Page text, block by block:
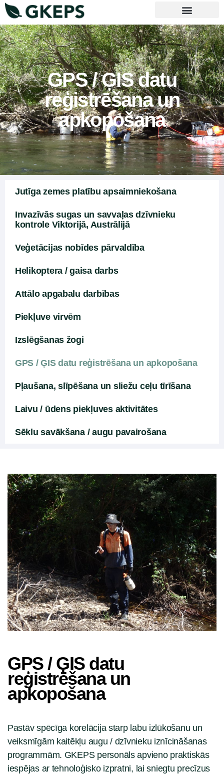
GPS / ĢIS datu
reģistrēšana un
apkopošana
Jutīga zemes platību apsaimniekošana
Invazīvās sugas un savvaļas dzīvnieku
kontrole Viktorijā, Austrālijā
Veģetācijas nobīdes pārvaldība
Helikoptera / gaisa darbs
Attālo apgabalu darbības
Piekļuve virvēm
Izslēgšanas žogi
GPS / ĢIS datu reģistrēšana un apkopošana
Pļaušana, slīpēšana un sliežu ceļu tīrīšana
Laivu / ūdens piekļuves aktivitātes
Sēklu savākšana / augu pavairošana
GPS / ĢIS datu
reģistrēšana un
apkopošana
Pastāv spēcīga korelācija starp labu izlūkošanu un
veiksmīgām kaitēkļu augu / dzīvnieku iznīcināšanas
programmām. GKEPS personāls apvieno praktiskās
iespējas ar tehnoloģisko izpratni, lai sniegtu precīzus